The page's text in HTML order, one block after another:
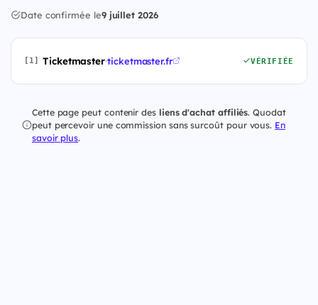
Date confirmée le9 juillet 2026
[1] Ticketmaster·ticketmaster.fr VÉRIFIÉE
Cette page peut contenir des liens d'achat affiliés. Quodat
peut percevoir une commission sans surcoût pour vous. En
savoir plus.